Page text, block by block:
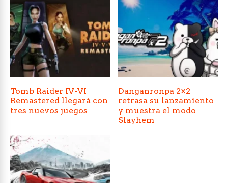
Tomb Raider IV-VI
Remastered llegará con
tres nuevos juegos
Danganronpa 2×2
retrasa su lanzamiento
y muestra el modo
Slayhem